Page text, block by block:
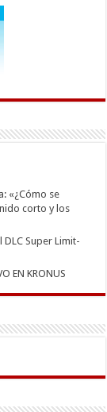
«¿Cómo se
corto y los
DLC Super Limit-
EN KRONUS